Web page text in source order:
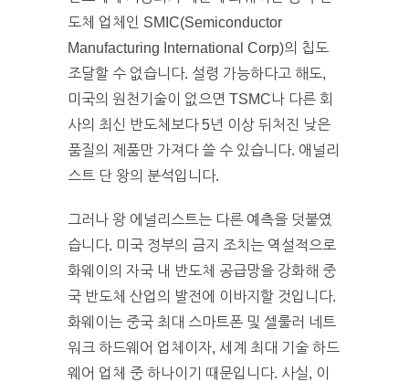
도체 업체인 SMIC(Semiconductor
Manufacturing International Corp)의 칩도
조달할 수 없습니다. 설령 가능하다고 해도,
미국의 원천기술이 없으면 TSMC나 다른 회
사의 최신 반도체보다 5년 이상 뒤처진 낮은
품질의 제품만 가져다 쓸 수 있습니다. 애널리
스트 단 왕의 분석입니다.
그러나 왕 에널리스트는 다른 예측을 덧붙였
습니다. 미국 정부의 금지 조치는 역설적으로
화웨이의 자국 내 반도체 공급망을 강화해 중
국 반도체 산업의 발전에 이바지할 것입니다.
화웨이는 중국 최대 스마트폰 및 셀룰러 네트
워크 하드웨어 업체이자, 세계 최대 기술 하드
웨어 업체 중 하나이기 때문입니다. 사실, 이